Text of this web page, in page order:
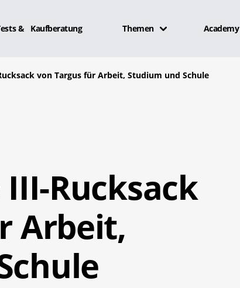
& Kaufberatung Themen Academy
von Targus für Arbeit, Studium und Schule
Rucksack
Arbeit,